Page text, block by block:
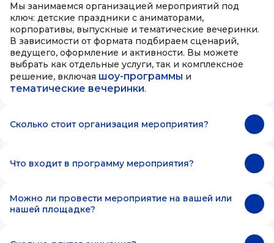
Мы занимаемся организацией мероприятий под
ключ: детские праздники с аниматорами,
корпоративы, выпускные и тематические вечеринки.
В зависимости от формата подбираем сценарий,
ведущего, оформление и активности. Вы можете
выбрать как отдельные услуги, так и комплексное
решение, включая шоу-программы и
тематические вечеринки.
Сколько стоит организация мероприятия?
Что входит в программу мероприятия?
Можно ли провести мероприятие на вашей или
нашей площадке?